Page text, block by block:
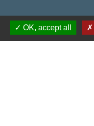
OK, accept all